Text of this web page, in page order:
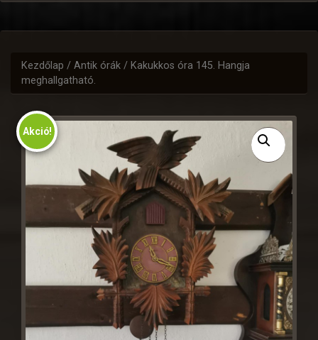
Kezdőlap / Antik órák / Kakukkos óra 145. Hangja
meghallgatható.
Akció!